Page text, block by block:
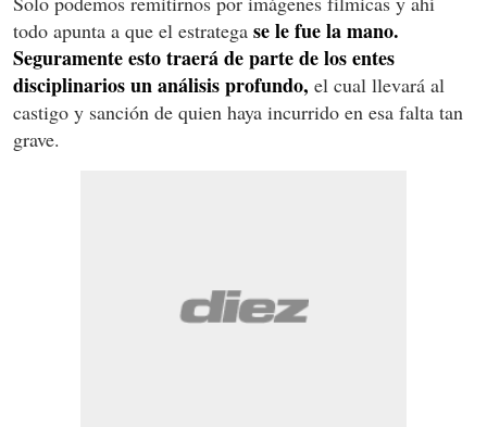
todo apunta a que el estratega se le fue la mano.
Seguramente esto traerá de parte de los entes
disciplinarios un análisis profundo, el cual llevará al
castigo y sanción de quien haya incurrido en esa falta tan
grave.